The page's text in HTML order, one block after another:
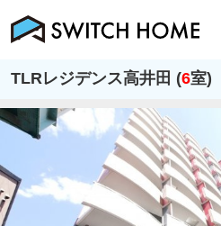
TLRレジデンス高井田 (6室)